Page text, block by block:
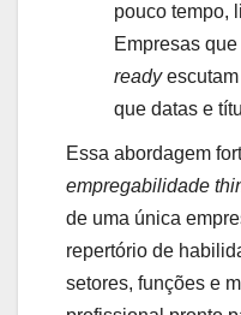
pouco tempo,
Empresas
readyescutam
que datas e
Essa abordagem
empregabilidade
de uma única
repertório de
setores, funções e